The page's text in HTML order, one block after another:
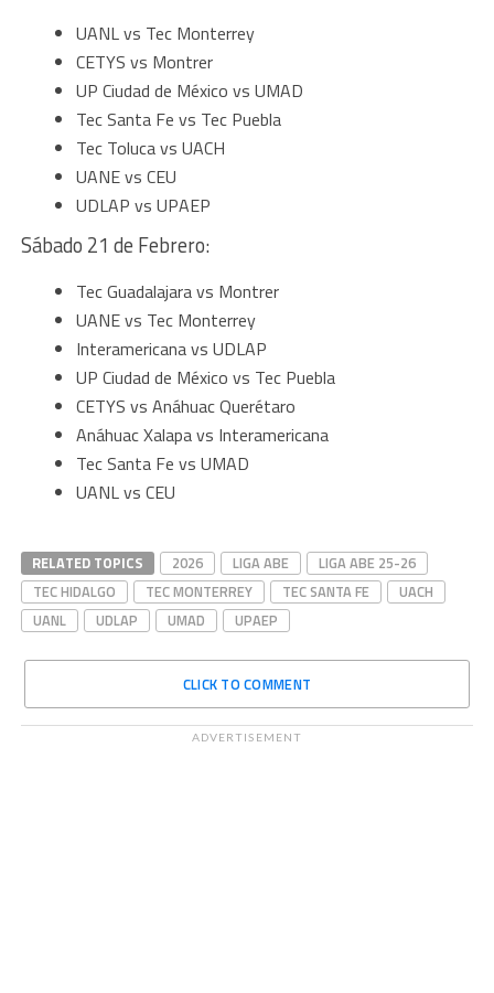
UANL vs Tec Monterrey
CETYS vs Montrer
UP Ciudad de México vs UMAD
Tec Santa Fe vs Tec Puebla
Tec Toluca vs UACH
UANE vs CEU
UDLAP vs UPAEP
Sábado 21 de Febrero:
Tec Guadalajara vs Montrer
UANE vs Tec Monterrey
Interamericana vs UDLAP
UP Ciudad de México vs Tec Puebla
CETYS vs Anáhuac Querétaro
Anáhuac Xalapa vs Interamericana
Tec Santa Fe vs UMAD
UANL vs CEU
RELATED TOPICS 2026 LIGA ABE
LIGA ABE 25-26
TEC HIDALGO
TEC MONTERREY TEC SANTA FE
UACH
UANL
UDLAP UMAD UPAEP
CLICK TO COMMENT
ADVERTISEMENT